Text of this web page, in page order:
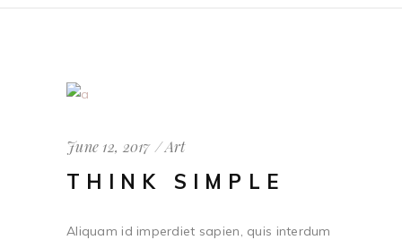
June 12, 2017 Art
THINK SIMPLE
Aliquam id imperdiet sapien, quis interdum